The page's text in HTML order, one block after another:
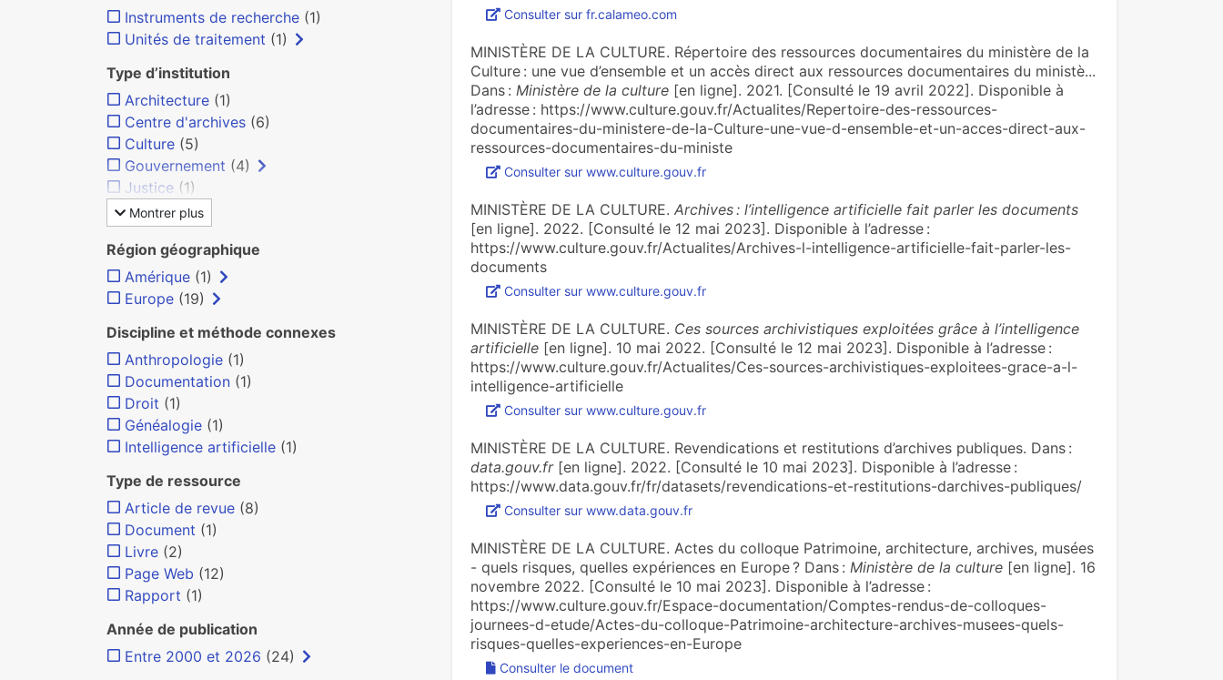
Consulter sur fr.calameo.com
MINISTÈRE DE LA CULTURE. Répertoire des ressources documentaires du ministère de la
Culture : une vue d’ensemble et un accès direct aux ressources documentaires du ministè...
Dans : Ministère de la culture[en ligne]. 2021. [Consulté le 19 avril 2022]. Disponible à
l’adresse : https://www.culture.gouv.fr/Actualites/Repertoire-des-ressources-
documentaires-du-ministere-de-la-Culture-une-vue-d-ensemble-et-un-acces-direct-aux-
ressources-documentaires-du-ministe
Consulter sur www.culture.gouv.fr
MINISTÈRE DE LA CULTURE. Archives : l’intelligence artificielle fait parler les documents
[en ligne]. 2022. [Consulté le 12 mai 2023]. Disponible à l’adresse :
https://www.culture.gouv.fr/Actualites/Archives-l-intelligence-artificielle-fait-parler-les-
documents
Consulter sur www.culture.gouv.fr
MINISTÈRE DE LA CULTURE. Ces sources archivistiques exploitées grâce à l’intelligence
artificielle[en ligne]. 10 mai 2022. [Consulté le 12 mai 2023]. Disponible à l’adresse :
https://www.culture.gouv.fr/Actualites/Ces-sources-archivistiques-exploitees-grace-a-l-
intelligence-artificielle
Consulter sur www.culture.gouv.fr
MINISTÈRE DE LA CULTURE. Revendications et restitutions d’archives publiques. Dans :
data.gouv.fr[en ligne]. 2022. [Consulté le 10 mai 2023]. Disponible à l’adresse :
https://www.data.gouv.fr/fr/datasets/revendications-et-restitutions-darchives-publiques/
Consulter sur www.data.gouv.fr
MINISTÈRE DE LA CULTURE. Actes du colloque Patrimoine, architecture, archives, musées
- quels risques, quelles expériences en Europe ? Dans : Ministère de la culture[en ligne]. 16
novembre 2022. [Consulté le 10 mai 2023]. Disponible à l’adresse :
https://www.culture.gouv.fr/Espace-documentation/Comptes-rendus-de-colloques-
journees-d-etude/Actes-du-colloque-Patrimoine-architecture-archives-musees-quels-
risques-quelles-experiences-en-Europe
Consulter le document
Instruments de recherche (1)
Unités de traitement (1)
Type d’institution
Architecture (1)
Centre d'archives (6)
Culture (5)
Gouvernement (4)
Justice (1)
Montrer plus
Région géographique
Amérique (1)
Europe (19)
Discipline et méthode connexes
Anthropologie (1)
Documentation (1)
Droit (1)
Généalogie (1)
Intelligence artificielle (1)
Type de ressource
Article de revue (8)
Document (1)
Livre (2)
Page Web (12)
Rapport (1)
Année de publication
Entre 2000 et 2026 (24)